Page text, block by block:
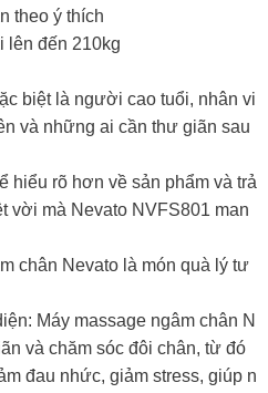
theo ý thích
lên đến 210kg
biệt là người cao tuổi, nhân vi
và những ai cần thư giãn sau
hiểu rõ hơn về sản phẩm và trả
vời mà Nevato NVFS801 man
chân Nevato là món quà lý tư
Máy massage ngâm chân N
và chăm sóc đôi chân, từ đó
đau nhức, giảm stress, giúp n